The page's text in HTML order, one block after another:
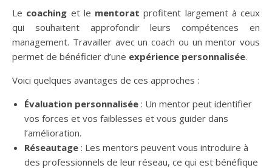
Le coaching et le mentorat profitent largement à ceux
qui souhaitent approfondir leurs compétences en
management. Travailler avec un coach ou un mentor vous
permet de bénéficier d’une expérience personnalisée.
Voici quelques avantages de ces approches :
Évaluation personnalisée : Un mentor peut identifier
vos forces et vos faiblesses et vous guider dans
l’amélioration.
Réseautage : Les mentors peuvent vous introduire à
des professionnels de leur réseau, ce qui est bénéfique